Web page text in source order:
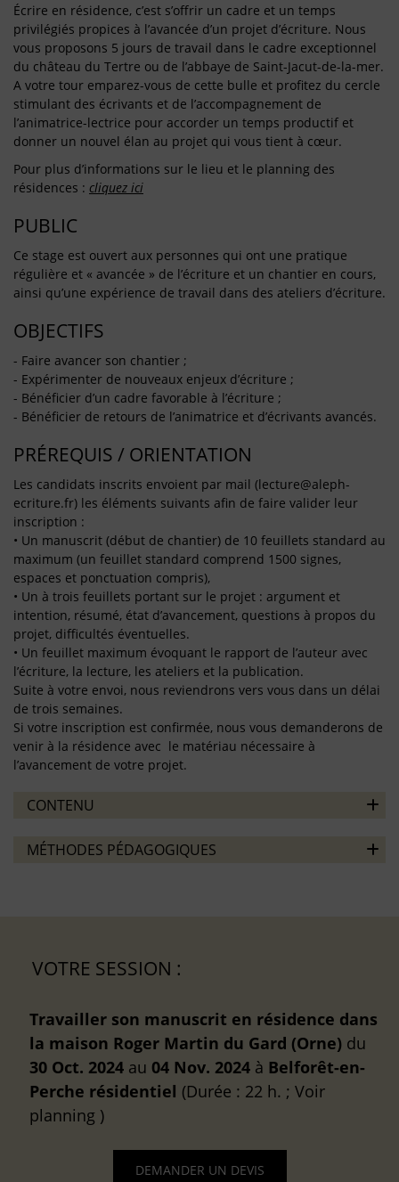
Écrire en résidence, c’est s’offrir un cadre et un temps
privilégiés propices à l’avancée d’un projet d’écriture. Nous
vous proposons 5 jours de travail dans le cadre exceptionnel
du château du Tertre ou de l’abbaye de Saint-Jacut-de-la-mer.
A votre tour emparez-vous de cette bulle et profitez du cercle
stimulant des écrivants et de l’accompagnement de
l’animatrice-lectrice pour accorder un temps productif et
donner un nouvel élan au projet qui vous tient à cœur.
Pour plus d’informations sur le lieu et le planning des
résidences : cliquez ici
PUBLIC
Ce stage est ouvert aux personnes qui ont une pratique
régulière et « avancée » de l’écriture et un chantier en cours,
ainsi qu’une expérience de travail dans des ateliers d’écriture.
OBJECTIFS
- Faire avancer son chantier ;
- Expérimenter de nouveaux enjeux d’écriture ;
- Bénéficier d’un cadre favorable à l’écriture ;
- Bénéficier de retours de l’animatrice et d’écrivants avancés.
PRÉREQUIS / ORIENTATION
Les candidats inscrits envoient par mail (lecture@aleph-
ecriture.fr) les éléments suivants afin de faire valider leur
inscription :
• Un manuscrit (début de chantier) de 10 feuillets standard au
maximum (un feuillet standard comprend 1500 signes,
espaces et ponctuation compris),
• Un à trois feuillets portant sur le projet : argument et
intention, résumé, état d’avancement, questions à propos du
projet, difficultés éventuelles.
• Un feuillet maximum évoquant le rapport de l’auteur avec
l’écriture, la lecture, les ateliers et la publication.
Suite à votre envoi, nous reviendrons vers vous dans un délai
de trois semaines.
Si votre inscription est confirmée, nous vous demanderons de
venir à la résidence avec le matériau nécessaire à
l’avancement de votre projet.
CONTENU
MÉTHODES PÉDAGOGIQUES
VOTRE SESSION :
Travailler son manuscrit en résidence dans
la maison Roger Martin du Gard (Orne) du
30 Oct. 2024 au 04 Nov. 2024 à Belforêt-en-
Perche résidentiel (Durée : 22 h. ; Voir
planning )
DEMANDER UN DEVIS